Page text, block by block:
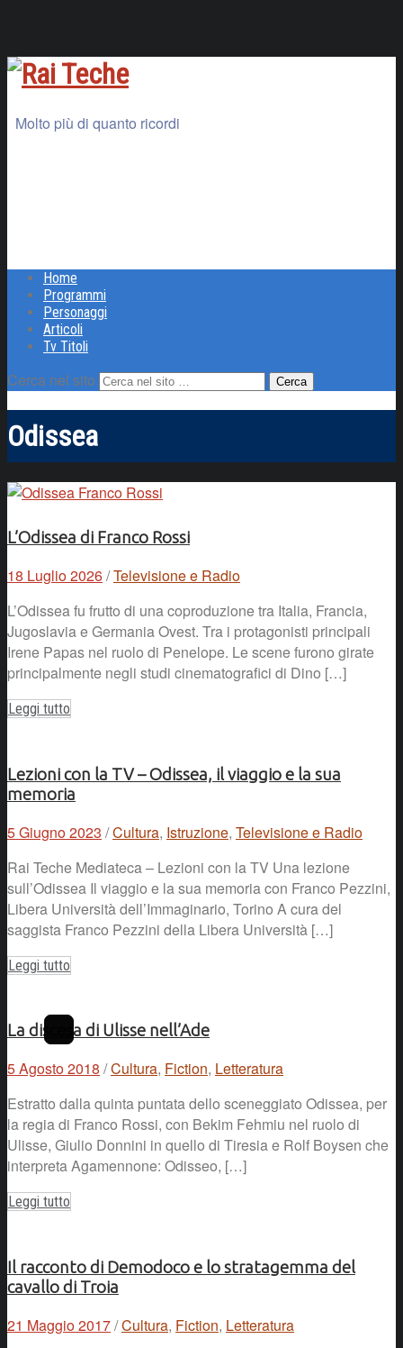
Molto più di quanto ricordi
Home
Programmi
Personaggi
Articoli
Tv Titoli
Cerca nel sito
Odissea
L’Odissea di Franco Rossi
18 Luglio 2026/Televisione e Radio
L’Odissea fu frutto di una coproduzione tra Italia, Francia,
Jugoslavia e Germania Ovest. Tra i protagonisti principali
Irene Papas nel ruolo di Penelope. Le scene furono girate
principalmente negli studi cinematografici di Dino […]
Leggi tutto
Lezioni con la TV – Odissea, il viaggio e la sua
memoria
5 Giugno 2023 /Cultura, Istruzione, Televisione e Radio
Rai Teche Mediateca – Lezioni con la TV Una lezione
sull’Odissea Il viaggio e la sua memoria con Franco Pezzini,
Libera Università dell’Immaginario, Torino A cura del
saggista Franco Pezzini della Libera Università […]
Leggi tutto
La discesa di Ulisse nell’Ade
5 Agosto 2018 /Cultura, Fiction, Letteratura
Estratto dalla quinta puntata dello sceneggiato Odissea, per
la regia di Franco Rossi, con Bekim Fehmiu nel ruolo di
Ulisse, Giulio Donnini in quello di Tiresia e Rolf Boysen che
interpreta Agamennone: Odisseo, […]
Leggi tutto
Il racconto di Demodoco e lo stratagemma del
cavallo di Troia
21 Maggio 2017/Cultura, Fiction, Letteratura